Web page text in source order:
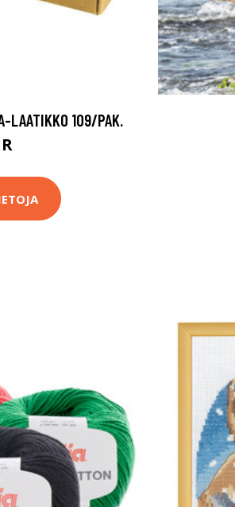
LAATIKKO 109/PAK.